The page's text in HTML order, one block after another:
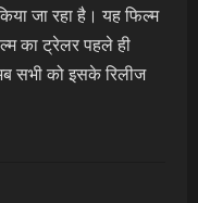
जा रहा है। यह फिल्म
का ट्रेलर पहले ही
सभी को इसके रिलीज